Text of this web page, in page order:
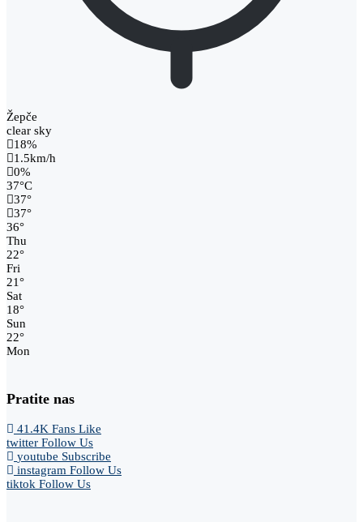
Žepče
clear sky
18%
1.5km/h
0%
37°C
37°
37°
36°
Thu
22°
Fri
21°
Sat
18°
Sun
22°
Mon
Pratite nas
41.4K Fans Like
twitter Follow Us
youtube Subscribe
instagram Follow Us
tiktok Follow Us